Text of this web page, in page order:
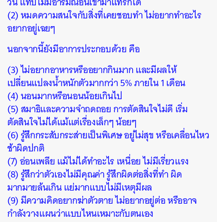
(2) หมดความสนใจกับสิ่งที่เคยชอบทำ ไม่อยากทำอะไร
อยากอยู่เฉยๆ
นอกจากนี้ยังมีอาการประกอบด้วย คือ
(3) ไม่อยากอาหารหรืออยากกินมาก และมีผลให้
เปลี่ยนแปลงน้ำหนักตัวมากกว่า 5% ภายใน 1 เดือน
(4) นอนมากหรือนอนน้อยเกินไป
(5) สมาธิและความจำถดถอย การตัดสินใจไม่ดี เริ่ม
ตัดสินใจไม่ได้แม้แต่เรื่องเล็กๆ น้อยๆ
(6) รู้สึกกระสับกระส่ายเป็นพิเศษ อยู่ไม่สุข หรือเคลื่อนไหว
ช้าผิดปกติ
(7) อ่อนเพลีย แม้ไม่ได้ทำอะไร เหนื่อย ไม่มีเรี่ยวแรง
(8) รู้สึกว่าตัวเองไม่มีคุณค่า รู้สึกผิดต่อสิ่งที่ทำ ผิด
มากมายล้นเกิน แย่มากแบบไม่มีเหตุมีผล
(9) มีความคิดอยากฆ่าตัวตาย ไม่อยากอยู่ต่อ หรืออาจ
กำลังวางแผนว่าแบบไหนเหมาะกับตนเอง
ค้นหา
SHARE TWEET LINE EMAIL